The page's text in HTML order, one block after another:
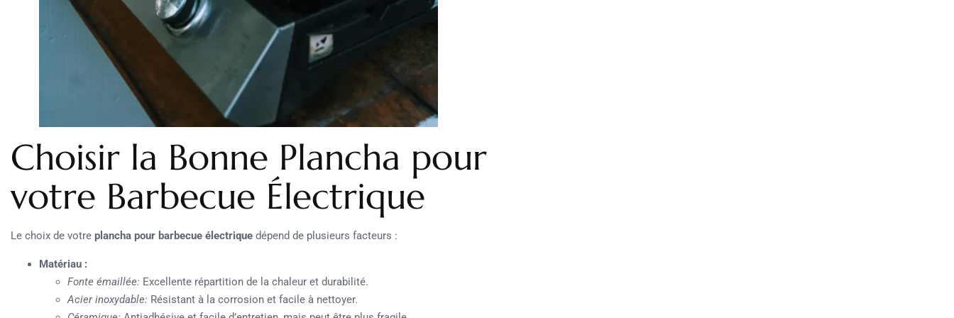
Choisir la Bonne Plancha pour
votre Barbecue Électrique
Le choix de votre plancha pour barbecue électrique dépend de plusieurs facteurs :
Matériau :
Fonte émaillée: Excellente répartition de la chaleur et durabilité.
Acier inoxydable: Résistant à la corrosion et facile à nettoyer.